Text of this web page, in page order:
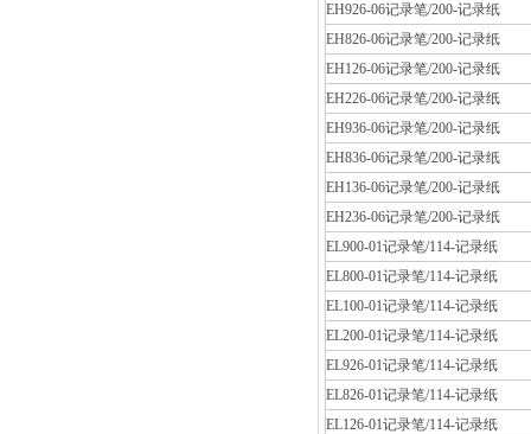
EH926-06记录笔/200-记录纸
EH826-06记录笔/200-记录纸
EH126-06记录笔/200-记录纸
EH226-06记录笔/200-记录纸
EH936-06记录笔/200-记录纸
EH836-06记录笔/200-记录纸
EH136-06记录笔/200-记录纸
EH236-06记录笔/200-记录纸
EL900-01记录笔/114-记录纸
EL800-01记录笔/114-记录纸
EL100-01记录笔/114-记录纸
EL200-01记录笔/114-记录纸
EL926-01记录笔/114-记录纸
EL826-01记录笔/114-记录纸
EL126-01记录笔/114-记录纸